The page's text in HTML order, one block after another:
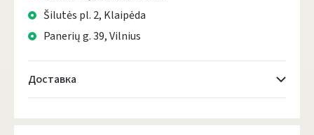
Šilutės pl. 2, Klaipėda
Panerių g. 39, Vilnius
Доставка
Atsiėmimo taškai- 0.00 €